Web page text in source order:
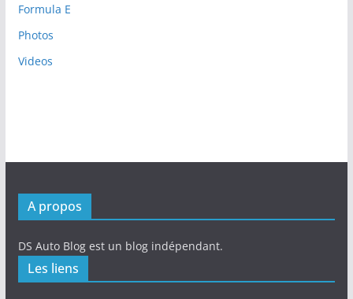
Formula E
Photos
Videos
A propos
DS Auto Blog est un blog indépendant.
Les liens